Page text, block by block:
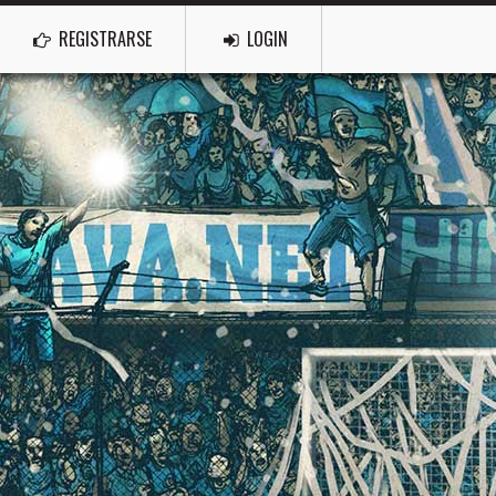
REGISTRARSE LOGIN